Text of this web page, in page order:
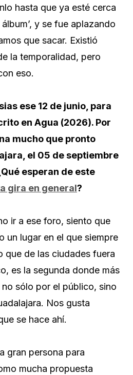
hasta que ya esté cerca
y se fue aplazando
que sacar. Existió
la temporalidad, pero
eso.
ese 12 de junio, para
en Agua (2026). Por
mucho que pronto
el 05 de septiembre
esperan de este
gira en general?
ir a ese foro, siento que
un lugar en el que siempre
que de las ciudades fuera
es la segunda donde más
sólo por el público, sino
Nos gusta
se hace ahí.
gran persona para
mucha propuesta